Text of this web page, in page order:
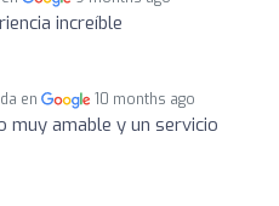
increíble
en 10 months ago
muy amable y un servicio